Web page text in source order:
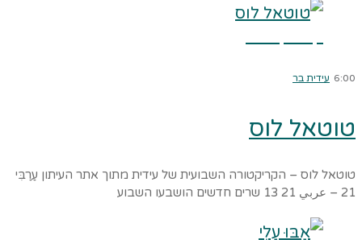
6:00 עידית בר
טוטאל לוס
טוטאל לוס – הקריקטורה השבועית של עידית מתוך אתר העיתון עַרַבִּי
21 – عربي 21 13 שרים חדשים הושבעו השבוע